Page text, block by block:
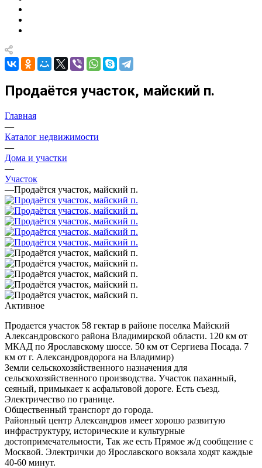
Продаётся участок, майский п.
Главная
—
Каталог недвижимости
—
Дома и участки
—
Участок
—Продаётся участок, майский п.
Активное
Продается участок 58 гектар в районе поселка Майский
Александровского района Владимирской области. 120 км от
МКАД по Ярославскому шоссе. 50 км от Сергиева Посада. 7
км от г. Александровдорога на Владимир)
Земли сельскохозяйственного назначения для
сельскохозяйственного производства. Участок паханный,
сеяный, примыкает к асфальтовой дороге. Есть съезд.
Электричество по границе.
Общественный транспорт до города.
Районный центр Александров имеет хорошо развитую
инфраструктуру, исторические и культурные
достопримечательности, Так же есть Прямое ж/д сообщение с
Москвой. Электрички до Ярославского вокзала ходят каждые
40-60 минут.